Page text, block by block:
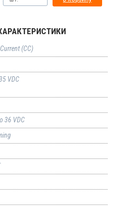
(CC)
VDC
36 VDC